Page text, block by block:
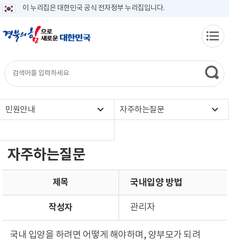
이 누리집은 대한민국 공식 전자정부 누리집입니다.
민원안내 자주하는질문
자주하는질문
제목 국내입양 방법
작성자 관리자
국내 입양을 하려면 어떻게 해야하며, 양부모가 되려